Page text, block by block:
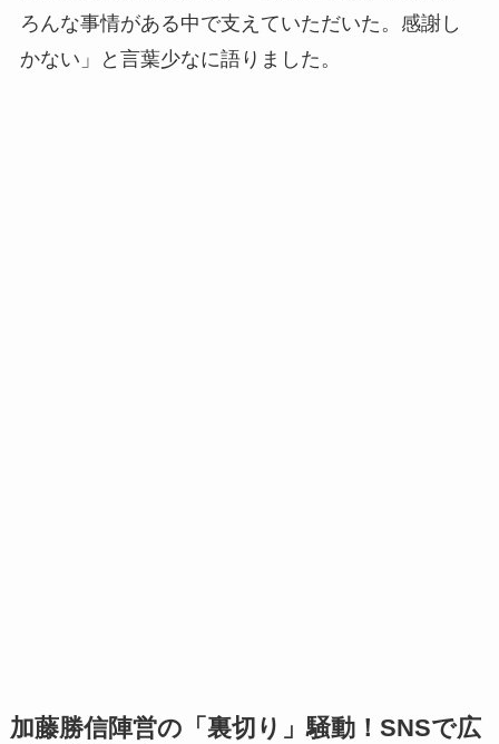
ろんな事情がある中で支えていただいた。感謝し
かない」と言葉少なに語りました。
加藤勝信陣営の「裏切り」騒動！SNSで広